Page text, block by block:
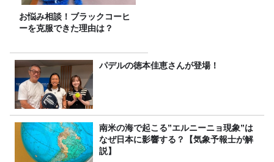
お悩み相談！ブラックコーヒ
ーを克服できた理由は？
パデルの徳本佳恵さんが登場！
南米の海で起こる”エルニーニョ現象”は
なぜ日本に影響する？【気象予報士が解
説】